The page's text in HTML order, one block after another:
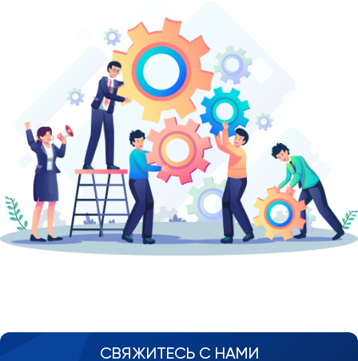
СВЯЖИТЕСЬ С НАМИ